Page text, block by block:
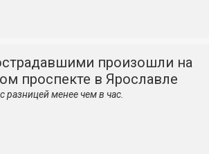
произошли на
проспекте в Ярославле
менее чем в час.